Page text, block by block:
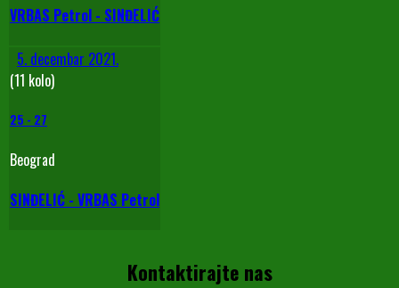
VRBAS Petrol - SINĐELIĆ
5. decembar 2021.
(11 kolo)
25 - 27
Beograd
SINĐELIĆ - VRBAS Petrol
Kontaktirajte nas